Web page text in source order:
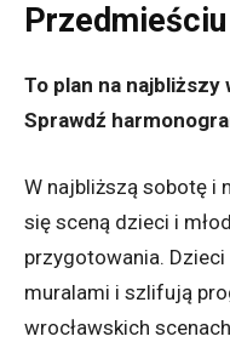
To plan na najbliższy
Sprawdź
W najbliższą sobotę i
się sceną dzieci i
przygotowania.
muralami i szlifują
wrocławskich